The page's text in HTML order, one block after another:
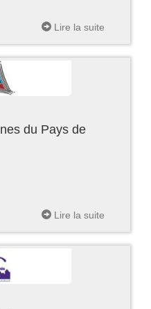
Lire la suite
du Pays de
Lire la suite